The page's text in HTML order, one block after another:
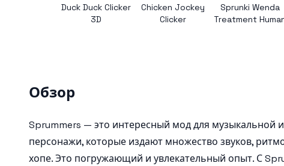
Duck Duck Clicker
3D
Chicken Jockey
Clicker
Sprunki Wenda
Treatment
Обзор
Sprummers — это интересный мод для музыкальной
персонажи, которые издают множество звуков,
хопе. Это погружающий и увлекательный опыт. С